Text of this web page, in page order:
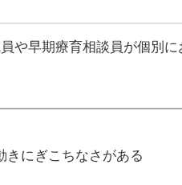
や早期療育相談員が個別に
きにぎこちなさがある